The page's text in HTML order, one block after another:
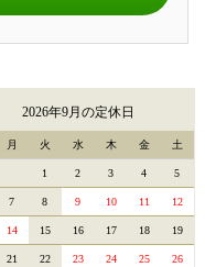
2026年9月の定休日
月 火 水 木 金 土
1 2 3 4 5
7 8 9 10 11 12
14 15 16 17 18 19
21 22 23 24 25 26